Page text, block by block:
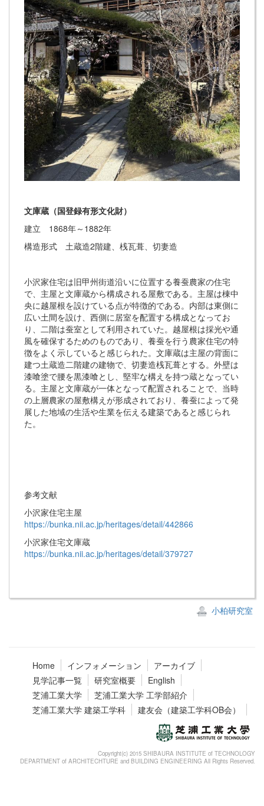
文庫蔵（国登録有形文化財）
建立 1868年～1882年
構造形式 土蔵造2階建、桟瓦葺、切妻造
小沢家住宅は旧甲州街道沿いに位置する養蚕農家の住宅
で、主屋と文庫蔵から構成される屋敷である。主屋は棟中
央に越屋根を設けている点が特徴的である。内部は東側に
広い土間を設け、西側に居室を配置する構成となってお
り、二階は蚕室として利用されていた。越屋根は採光や通
風を確保するためのものであり、養蚕を行う農家住宅の特
徴をよく示していると感じられた。文庫蔵は主屋の背面に
建つ土蔵造二階建の建物で、切妻造桟瓦葺とする。外壁は
漆喰塗で腰を黒漆喰とし、堅牢な構えを持つ蔵となってい
る。主屋と文庫蔵が一体となって配置されることで、当時
の上層農家の屋敷構えが形成されており、養蚕によって発
展した地域の生活や生業を伝える建築であると感じられ
た。
参考文献
小沢家住宅主屋
https://bunka.nii.ac.jp/heritages/detail/442866
小沢家住宅文庫蔵
https://bunka.nii.ac.jp/heritages/detail/379727
小柏研究室
Home インフォメーション
アーカイブ
見学記事一覧
研究室概要
English
芝浦工業大学
芝浦工業大学 工学部紹介
芝浦工業大学 建築工学科
建友会（建築工学科OB会）
Copyright(c) 2015 SHIBAURA INSTITUTE of TECHNOLOGY
DEPARTMENT of ARCHITECHTURE and BUILDING ENGINEERING All Rights Reserved.